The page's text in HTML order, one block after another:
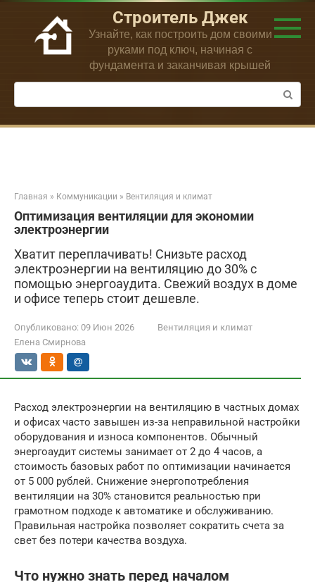
Перейти
контенту
Строитель Джек
Узнайте, как построить дом своими
руками под ключ, начиная с
фундамента и заканчивая крышей
Поиск:
Главная » Коммуникации » Вентиляция и климат
Оптимизация вентиляции для экономии
электроэнергии
Хватит переплачивать! Снизьте расход
электроэнергии на вентиляцию до 30% с
помощью энергоаудита. Свежий воздух в доме
и офисе теперь стоит дешевле.
Опубликовано: 09 Июн 2026
Вентиляция и климат
Елена Смирнова
Расход электроэнергии на вентиляцию в частных домах
и офисах часто завышен из-за неправильной настройки
оборудования и износа компонентов. Обычный
энергоаудит системы занимает от 2 до 4 часов, а
стоимость базовых работ по оптимизации начинается
от 5 000 рублей. Снижение энергопотребления
вентиляции на 30% становится реальностью при
грамотном подходе к автоматике и обслуживанию.
Правильная настройка позволяет сократить счета за
свет без потери качества воздуха.
Что нужно знать перед началом